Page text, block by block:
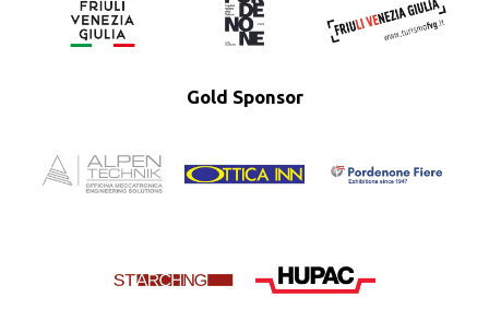
Gold Sponsor